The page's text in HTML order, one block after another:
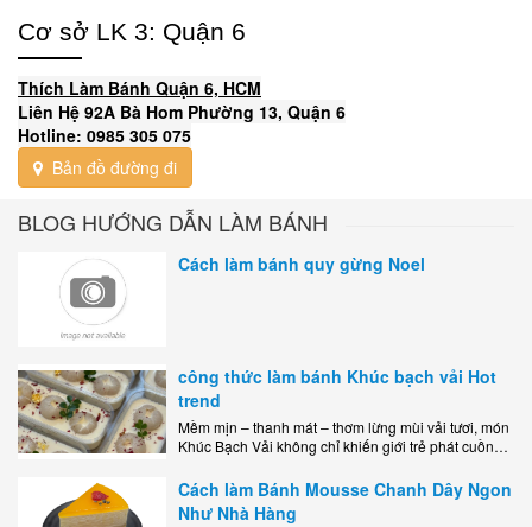
Cơ sở LK 3: Quận 6
Thích Làm Bánh Quận 6, HCM
Liên Hệ 92A Bà Hom Phường 13, Quận 6
Hotline: 0985 305 075
Bản đồ đường đi
BLOG HƯỚNG DẪN LÀM BÁNH
Cách làm bánh quy gừng Noel
công thức làm bánh Khúc bạch vải Hot
trend
Mềm mịn – thanh mát – thơm lừng mùi vải tươi, món
Khúc Bạch Vải không chỉ khiến giới trẻ phát cuồng
Cách làm Bánh Mousse Chanh Dây Ngon
Như Nhà Hàng